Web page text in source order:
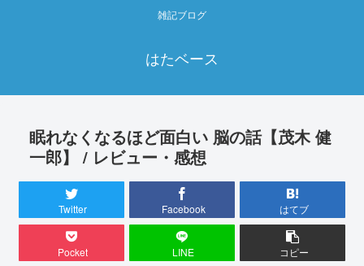
雑記ブログ
はたベース
眠れなくなるほど面白い 脳の話【茂木 健
一郎】 / レビュー・感想
Twitter Facebook はてブ
Pocket LINE コピー